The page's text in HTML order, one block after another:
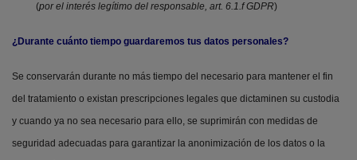
(por el interés legítimo del responsable, art. 6.1.f GDPR)
¿Durante cuánto tiempo guardaremos tus datos personales?
Se conservarán durante no más tiempo del necesario para mantener el fin
del tratamiento o existan prescripciones legales que dictaminen su custodia
y cuando ya no sea necesario para ello, se suprimirán con medidas de
seguridad adecuadas para garantizar la anonimización de los datos o la